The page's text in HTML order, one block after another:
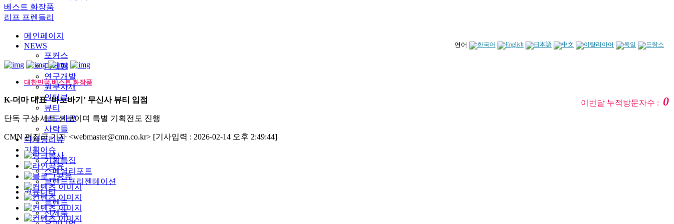
베스트 화장품
리프 프렌들리
언어
메인페이지
NEWS
포커스
마케팅
연구개발
원부자재
인터뷰
뷰티
보도자료
사람들
마케팅리뷰
기획이슈
기획특집
스페셜리포트
브랜드프리젠테이션
커뮤니티
트렌드
신제품
대한민국 베스트 화장품
이번달 누적방문자수 :0
K-더마 대표 ‘바노바기’ 무신사 뷰티 입점
단독 구성 세트 선보이며 특별 기획전도 진행
CMN 편집국 기자 <webmaster@cmn.co.kr> [기사입력 : 2026-02-14 오후 2:49:44]